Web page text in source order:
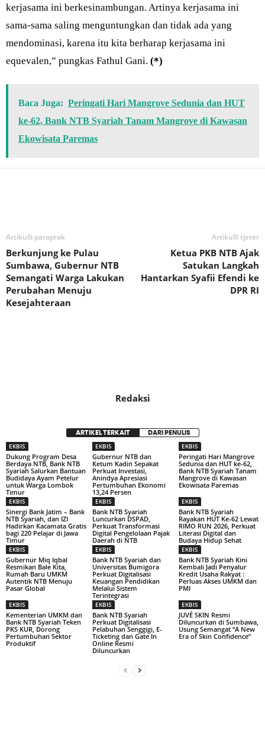
kerjasama ini berkesinambungan. Artinya kerjasama ini
sama-sama saling menguntungkan dan tidak ada yang
mendominasi, karena itu kita berharap kerjasama ini
equevalen,” pungkas Fathul Gani. (*)
Baca Juga: Peringati Hari Mangrove Sedunia dan HUT
ke-62, Bank NTB Syariah Tanam Mangrove di Kawasan
Ekowisata Paremas
Artikulli paraprak
Berkunjung ke Pulau
Sumbawa, Gubernur NTB
Semangati Warga Lakukan
Perubahan Menuju
Kesejahteraan
Artikulli tjetër
Ketua PKB NTB Ajak
Satukan Langkah
Hantarkan Syafii Efendi ke
DPR RI
Redaksi
ARTIKEL TERKAIT DARI PENULIS
EKBIS
Dukung Program Desa
Berdaya NTB, Bank NTB
Syariah Salurkan Bantuan
Budidaya Ayam Petelur
untuk Warga Lombok
Timur
EKBIS
Gubernur NTB dan
Ketum Kadin Sepakat
Perkuat Investasi,
Anindya Apresiasi
Pertumbuhan Ekonomi
13,24 Persen
EKBIS
Peringati Hari Mangrove
Sedunia dan HUT ke-62,
Bank NTB Syariah Tanam
Mangrove di Kawasan
Ekowisata Paremas
EKBIS
Sinergi Bank Jatim – Bank
NTB Syariah, dan IZI
Hadirkan Kacamata Gratis
bagi 220 Pelajar di Jawa
Timur
EKBIS
Bank NTB Syariah
Luncurkan DSPAD,
Perkuat Transformasi
Digital Pengelolaan Pajak
Daerah di NTB
EKBIS
Bank NTB Syariah
Rayakan HUT Ke-62 Lewat
RIMO RUN 2026, Perkuat
Literasi Digital dan
Budaya Hidup Sehat
EKBIS
Gubernur Miq Iqbal
Resmikan Bale Kita,
Rumah Baru UMKM
Autentik NTB Menuju
Pasar Global
EKBIS
Bank NTB Syariah dan
Universitas Bumigora
Perkuat Digitalisasi
Keuangan Pendidikan
Melalui Sistem
Terintegrasi
EKBIS
Bank NTB Syariah Kini
Kembali Jadi Penyalur
Kredit Usaha Rakyat :
Perluas Akses UMKM dan
PMI
EKBIS
Kementerian UMKM dan
Bank NTB Syariah Teken
PKS KUR, Dorong
Pertumbuhan Sektor
Produktif
EKBIS
Bank NTB Syariah
Perkuat Digitalisasi
Pelabuhan Senggigi, E-
Ticketing dan Gate In
Online Resmi
Diluncurkan
EKBIS
JUVÉ SKIN Resmi
Diluncurkan di Sumbawa,
Usung Semangat “A New
Era of Skin Confidence”